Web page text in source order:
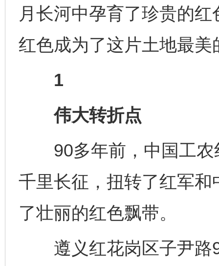
月长河中孕育了珍贵的
红色成为了这片土地最美
1
伟大转折点
90多年前，中国工农
千里长征，扭转了红军
了壮丽的红色飘带。
遵义红花岗区子尹路